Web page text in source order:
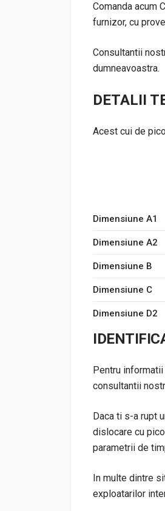
Comanda acum
furnizor, cu
Consultantii
dumneavoastra.
DETALII
Acest cui de
Dimensiune A1
Dimensiune A2
Dimensiune B
Dimensiune C
Dimensiune D2
Pentru
consultantii
Daca ti s-a rupt
dislocare cu
parametrii de
In multe dintre
exploatarilor